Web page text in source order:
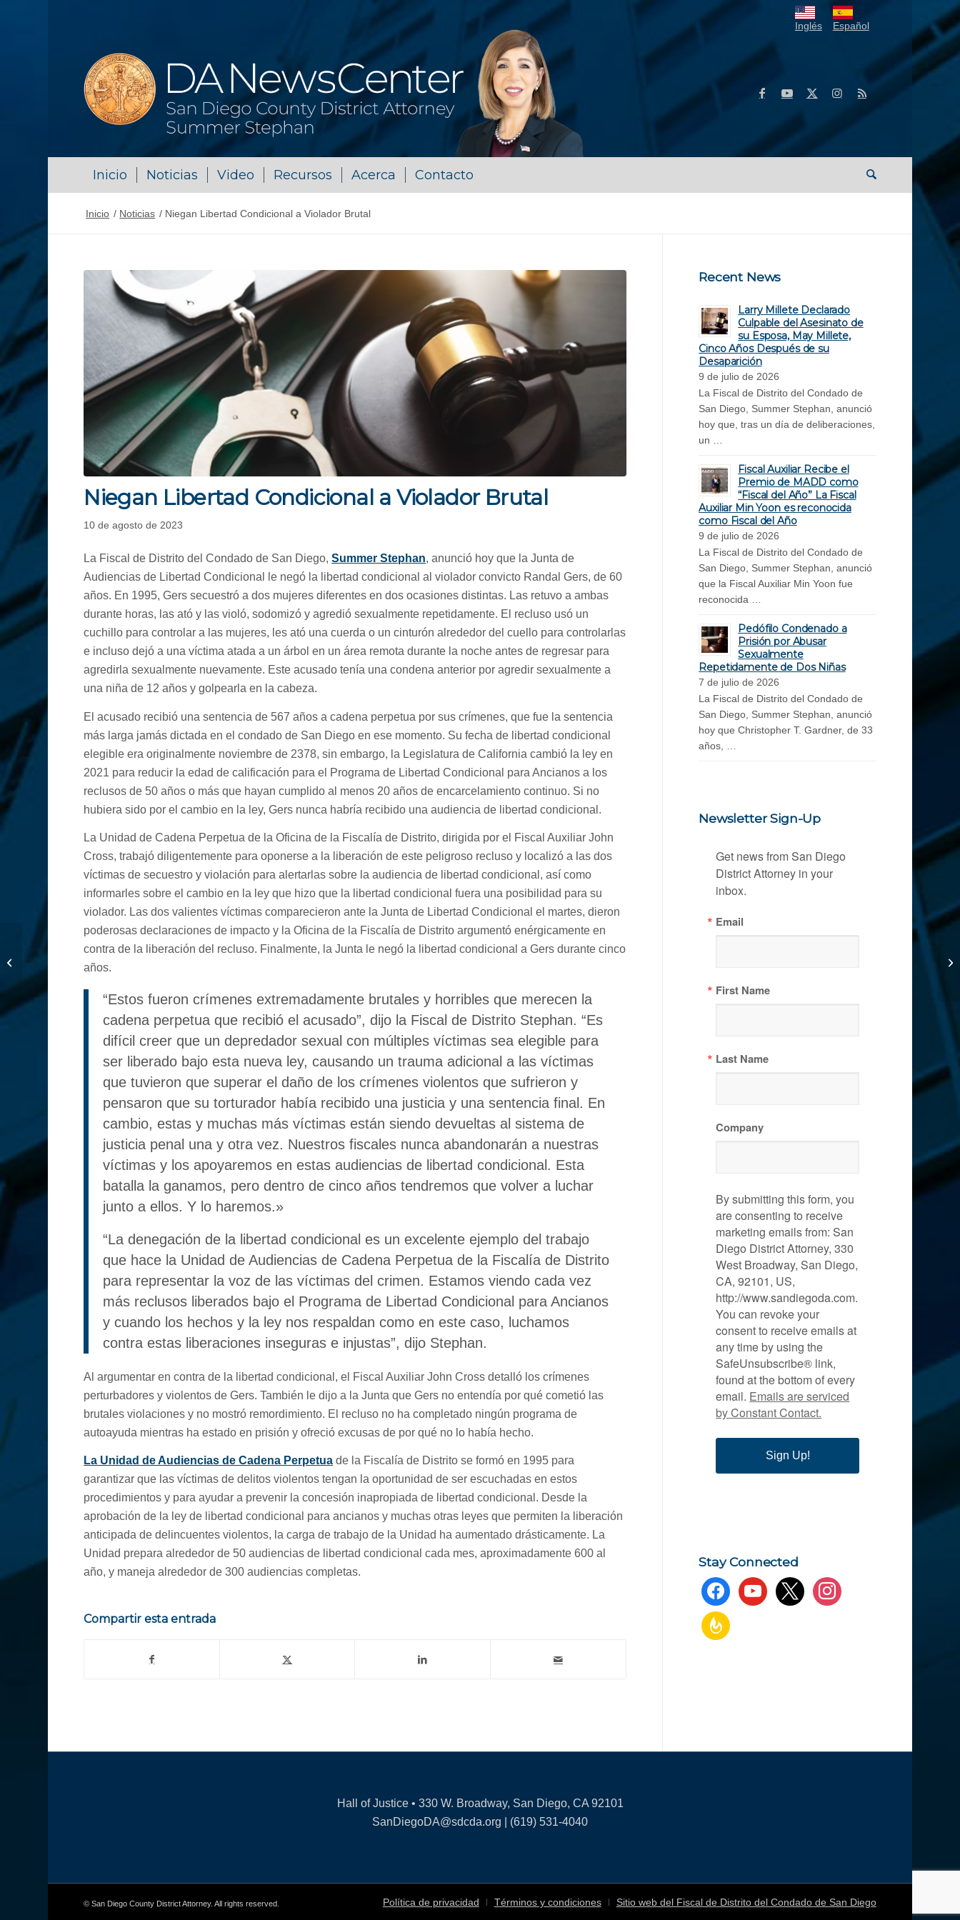
Inglés Español
Inicio Noticias Video Recursos Acerca Contacto
Inicio / Noticias / Niegan Libertad Condicional a Violador Brutal
Niegan Libertad Condicional a Violador Brutal
10 de agosto de 2023
La Fiscal de Distrito del Condado de San Diego,Summer Stephan, anunció hoy que la Junta de
Audiencias de Libertad Condicional le negó la libertad condicional al violador convicto Randal Gers, de 60
años. En 1995, Gers secuestró a dos mujeres diferentes en dos ocasiones distintas. Las retuvo a ambas
durante horas, las ató y las violó, sodomizó y agredió sexualmente repetidamente. El recluso usó un
cuchillo para controlar a las mujeres, les ató una cuerda o un cinturón alrededor del cuello para controlarlas
e incluso dejó a una víctima atada a un árbol en un área remota durante la noche antes de regresar para
agredirla sexualmente nuevamente. Este acusado tenía una condena anterior por agredir sexualmente a
una niña de 12 años y golpearla en la cabeza.
El acusado recibió una sentencia de 567 años a cadena perpetua por sus crímenes, que fue la sentencia
más larga jamás dictada en el condado de San Diego en ese momento. Su fecha de libertad condicional
elegible era originalmente noviembre de 2378, sin embargo, la Legislatura de California cambió la ley en
2021 para reducir la edad de calificación para el Programa de Libertad Condicional para Ancianos a los
reclusos de 50 años o más que hayan cumplido al menos 20 años de encarcelamiento continuo. Si no
hubiera sido por el cambio en la ley, Gers nunca habría recibido una audiencia de libertad condicional.
La Unidad de Cadena Perpetua de la Oficina de la Fiscalía de Distrito, dirigida por el Fiscal Auxiliar John
Cross, trabajó diligentemente para oponerse a la liberación de este peligroso recluso y localizó a las dos
víctimas de secuestro y violación para alertarlas sobre la audiencia de libertad condicional, así como
informarles sobre el cambio en la ley que hizo que la libertad condicional fuera una posibilidad para su
violador. Las dos valientes víctimas comparecieron ante la Junta de Libertad Condicional el martes, dieron
poderosas declaraciones de impacto y la Oficina de la Fiscalía de Distrito argumentó enérgicamente en
contra de la liberación del recluso. Finalmente, la Junta le negó la libertad condicional a Gers durante cinco
años.
“Estos fueron crímenes extremadamente brutales y horribles que merecen la
cadena perpetua que recibió el acusado”, dijo la Fiscal de Distrito Stephan. “Es
difícil creer que un depredador sexual con múltiples víctimas sea elegible para
ser liberado bajo esta nueva ley, causando un trauma adicional a las víctimas
que tuvieron que superar el daño de los crímenes violentos que sufrieron y
pensaron que su torturador había recibido una justicia y una sentencia final. En
cambio, estas y muchas más víctimas están siendo devueltas al sistema de
justicia penal una y otra vez. Nuestros fiscales nunca abandonarán a nuestras
víctimas y los apoyaremos en estas audiencias de libertad condicional. Esta
batalla la ganamos, pero dentro de cinco años tendremos que volver a luchar
junto a ellos. Y lo haremos.»
“La denegación de la libertad condicional es un excelente ejemplo del trabajo
que hace la Unidad de Audiencias de Cadena Perpetua de la Fiscalía de Distrito
para representar la voz de las víctimas del crimen. Estamos viendo cada vez
más reclusos liberados bajo el Programa de Libertad Condicional para Ancianos
y cuando los hechos y la ley nos respaldan como en este caso, luchamos
contra estas liberaciones inseguras e injustas”, dijo Stephan.
Al argumentar en contra de la libertad condicional, el Fiscal Auxiliar John Cross detalló los crímenes
perturbadores y violentos de Gers. También le dijo a la Junta que Gers no entendía por qué cometió las
brutales violaciones y no mostró remordimiento. El recluso no ha completado ningún programa de
autoayuda mientras ha estado en prisión y ofreció excusas de por qué no lo había hecho.
La Unidad de Audiencias de Cadena Perpetua de la Fiscalía de Distrito se formó en 1995 para
garantizar que las víctimas de delitos violentos tengan la oportunidad de ser escuchadas en estos
procedimientos y para ayudar a prevenir la concesión inapropiada de libertad condicional. Desde la
aprobación de la ley de libertad condicional para ancianos y muchas otras leyes que permiten la liberación
anticipada de delincuentes violentos, la carga de trabajo de la Unidad ha aumentado drásticamente. La
Unidad prepara alrededor de 50 audiencias de libertad condicional cada mes, aproximadamente 600 al
año, y maneja alrededor de 300 audiencias completas.
Compartir esta entrada
Recent News
Larry Millete Declarado
Culpable del Asesinato de
su Esposa, May Millete,
Cinco Años Después de su
Desaparición
9 de julio de 2026
La Fiscal de Distrito del Condado de
San Diego, Summer Stephan, anunció
hoy que, tras un día de deliberaciones,
un …
Fiscal Auxiliar Recibe el
Premio de MADD como
“Fiscal del Año” La Fiscal
Auxiliar Min Yoon es reconocida
como Fiscal del Año
9 de julio de 2026
La Fiscal de Distrito del Condado de
San Diego, Summer Stephan, anunció
que la Fiscal Auxiliar Min Yoon fue
reconocida …
Pedófilo Condenado a
Prisión por Abusar
Sexualmente
Repetidamente de Dos Niñas
7 de julio de 2026
La Fiscal de Distrito del Condado de
San Diego, Summer Stephan, anunció
hoy que Christopher T. Gardner, de 33
años, …
Newsletter Sign-Up
Get news from San Diego
District Attorney in your
inbox.
Email
First Name
Last Name
Company
By submitting this form, you
are consenting to receive
marketing emails from: San
Diego District Attorney, 330
West Broadway, San Diego,
CA, 92101, US,
http://www.sandiegoda.com.
You can revoke your
consent to receive emails at
any time by using the
SafeUnsubscribe® link,
found at the bottom of every
email. Emails are serviced
by Constant Contact.
Sign Up!
Stay Connected
facebookyoutubex instagram
feedburner
Hall of Justice • 330 W. Broadway, San Diego, CA 92101
SanDiegoDA@sdcda.org | (619) 531-4040
© San Diego County District Attorney. All rights reserved. Política de privacidad Términos y condiciones Sitio web del Fiscal de Distrito del Condado de San Diego
Sentencia en Homicidio
de 1987